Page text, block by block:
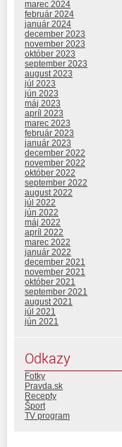
marec 2024
február 2024
január 2024
december 2023
november 2023
október 2023
september 2023
august 2023
júl 2023
jún 2023
máj 2023
apríl 2023
marec 2023
február 2023
január 2023
december 2022
november 2022
október 2022
september 2022
august 2022
júl 2022
jún 2022
máj 2022
apríl 2022
marec 2022
január 2022
december 2021
november 2021
október 2021
september 2021
august 2021
júl 2021
jún 2021
Odkazy
Fotky
Pravda.sk
Recepty
Šport
TV program